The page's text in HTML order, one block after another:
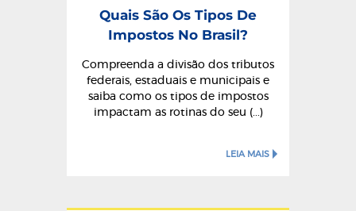
Quais São Os Tipos De
Impostos No Brasil?
Compreenda a divisão dos tributos
federais, estaduais e municipais e
saiba como os tipos de impostos
impactam as rotinas do seu (...)
LEIA MAIS